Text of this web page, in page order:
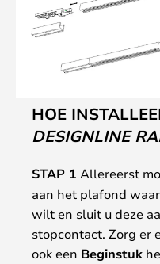
HOE
DESIGNLINE
STAP 1 Allereerst
aan het plafond
wilt en sluit u deze
stopcontact. Zorg er
ook een Beginstuk